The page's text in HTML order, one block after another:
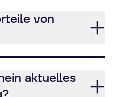
von
aktuelles